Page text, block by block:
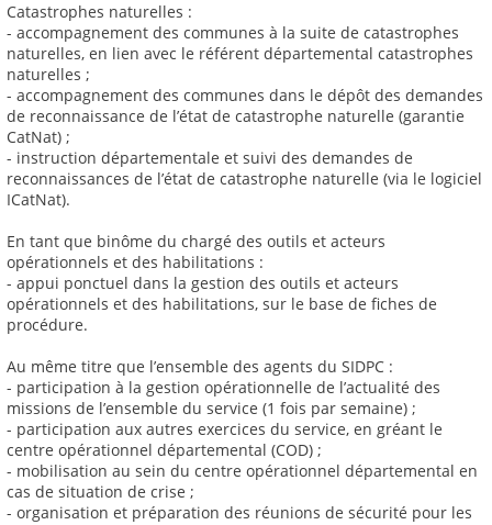
Catastrophes naturelles :
- accompagnement des communes à la suite de catastrophes
naturelles, en lien avec le référent départemental catastrophes
naturelles ;
- accompagnement des communes dans le dépôt des demandes
de reconnaissance de l’état de catastrophe naturelle (garantie
CatNat) ;
- instruction départementale et suivi des demandes de
reconnaissances de l’état de catastrophe naturelle (via le logiciel
ICatNat).
En tant que binôme du chargé des outils et acteurs
opérationnels et des habilitations :
- appui ponctuel dans la gestion des outils et acteurs
opérationnels et des habilitations, sur le base de fiches de
procédure.
Au même titre que l’ensemble des agents du SIDPC :
- participation à la gestion opérationnelle de l’actualité des
missions de l’ensemble du service (1 fois par semaine) ;
- participation aux autres exercices du service, en gréant le
centre opérationnel départemental (COD) ;
- mobilisation au sein du centre opérationnel départemental en
cas de situation de crise ;
- organisation et préparation des réunions de sécurité pour les